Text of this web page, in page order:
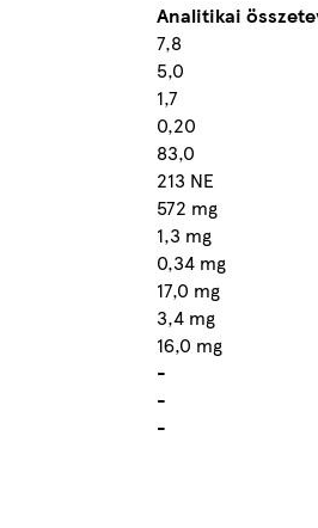
Analitikai
7,8
5,0
1,7
0,20
83,0
213 NE
572 mg
1,3 mg
0,34 mg
17,0 mg
3,4 mg
16,0 mg
-
-
-